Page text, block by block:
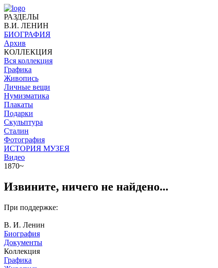
РАЗДЕЛЫ
В.И. ЛЕНИН
БИОГРАФИЯ
Архив
КОЛЛЕКЦИЯ
Вся коллекция
Графика
Живопись
Личные вещи
Нумизматика
Плакаты
Подарки
Скульптура
Сталин
Фотография
ИСТОРИЯ МУЗЕЯ
Видео
1870~
Извините, ничего не найдено...
При поддержке:
В. И. Ленин
Биография
Документы
Коллекция
Графика